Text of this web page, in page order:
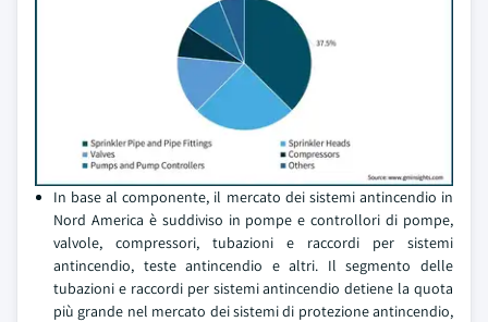
In base al componente, il mercato dei sistemi antincendio in
Nord America è suddiviso in pompe e controllori di pompe,
valvole, compressori, tubazioni e raccordi per sistemi
antincendio, teste antincendio e altri. Il segmento delle
tubazioni e raccordi per sistemi antincendio detiene la quota
più grande nel mercato dei sistemi di protezione antincendio,